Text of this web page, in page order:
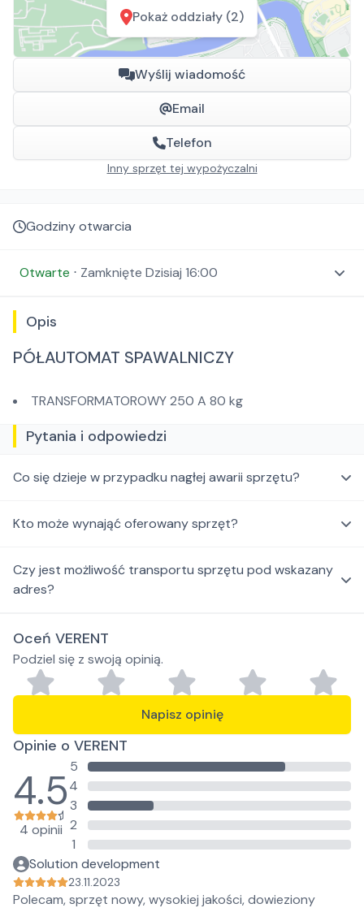
Pokaż oddziały (2)
Wyślij wiadomość
Email
Telefon
Inny sprzęt tej wypożyczalni
Godziny otwarcia
Otwarte ⋅ Zamknięte Dzisiaj 16:00
Opis
PÓŁAUTOMAT SPAWALNICZY
TRANSFORMATOROWY 250 A 80 kg
Pytania i odpowiedzi
Co się dzieje w przypadku nagłej awarii sprzętu?
Kto może wynająć oferowany sprzęt?
Czy jest możliwość transportu sprzętu pod wskazany
adres?
Oceń VERENT
Podziel się z swoją opinią.
Napisz opinię
Opinie o VERENT
4.5
4 opinii
5
4
3
2
1
Solution development
23.11.2023
Polecam, sprzęt nowy, wysokiej jakości, dowieziony